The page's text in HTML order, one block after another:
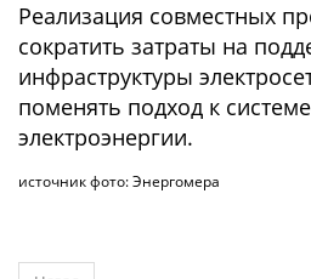
Реализация совместных
сократить затраты на
инфраструктуры
поменять подход к
электроэнергии.
источник фото: Энергомера